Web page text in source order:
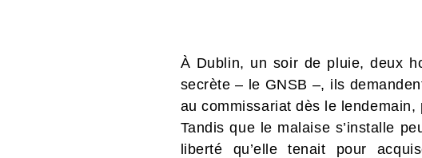
À Dublin, un soir de pluie, deux
secrète – le GNSB –, ils
au commissariat dès le
Tandis que le malaise s’installe
liberté qu’elle tenait pour